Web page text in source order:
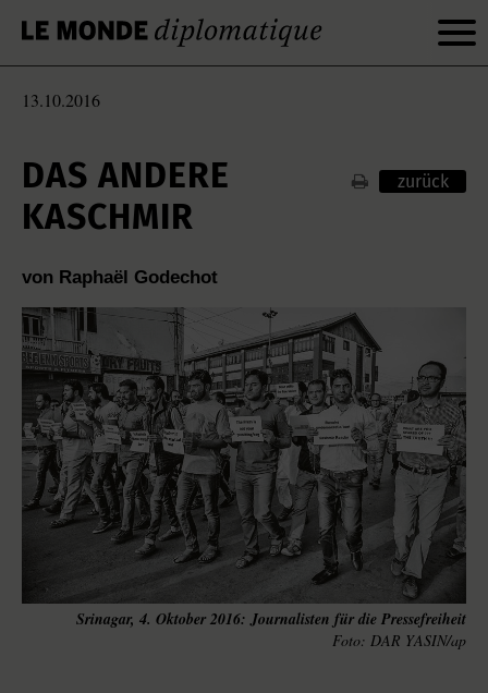
13.10.2016
DAS ANDERE
KASCHMIR
zurück
von Raphaël Godechot
Srinagar, 4. Oktober 2016: Journalisten für die Pressefreiheit
DAR YASIN/ap